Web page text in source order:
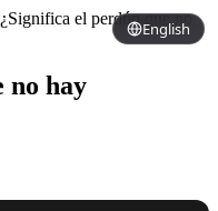
English
¿Significa el perdón que no
no hay